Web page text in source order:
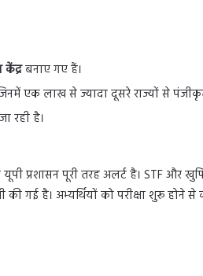
केंद्रबनाए गए हैं।
एक लाख से ज्यादा दूसरे राज्यों से
रही है।
प्रशासन पूरी तरह अलर्ट है। STF और
की गई है। अभ्यर्थियों को परीक्षा शुरू